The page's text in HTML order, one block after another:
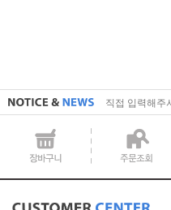
직접 입력해주
공지사항 텍스